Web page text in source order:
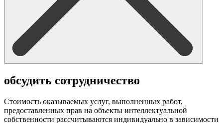
обсудить сотрудничество
Стоимость оказываемых услуг, выполненных работ,
предоставленных прав на объекты интеллектуальной
собственности рассчитываются индивидуально в зависимости